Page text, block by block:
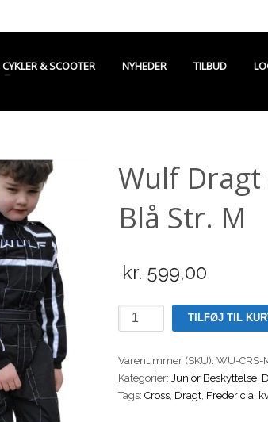
CYKLER & SCOOTER NYHEDER TILBUD
Wulf Dragt
Blå Str. M
kr. 599,00
Wulf
Dragt
Race
Suit
Børn/Junior
TILFØJ TIL
Varenummer (SKU): WU-CRS-
Kategorier: Junior Beskyttelse,
Tags: Cross, Dragt, Fredericia,